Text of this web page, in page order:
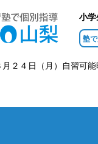
小
塾
月２４日（月）自習可